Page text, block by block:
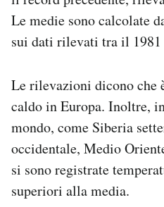
AREA PERSONALE
Area Personale
Regala il Post
Hai bisogno di aiuto?
Esci
Le medie sono calcolate
sui dati rilevati tra il 1981
Le rilevazioni dicono che
caldo in Europa. Inoltre,
mondo, come Siberia
occidentale, Medio
si sono registrate
superiori alla media.